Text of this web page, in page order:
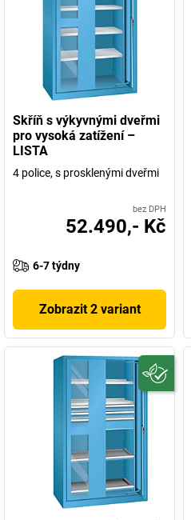
Skříň s výkyvnými dveřmi
pro vysoká zatížení –
LISTA
4 police, s prosklenými dveřmi
bez DPH
52.490,- Kč
6-7 týdny
Zobrazit 2 variant